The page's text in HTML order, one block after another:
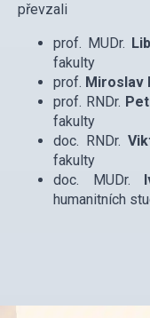
převzali
prof. MUDr.
fakulty
prof. Miroslav
prof. RNDr.
fakulty
doc. RNDr.
fakulty
doc. MUDr.
humanitních